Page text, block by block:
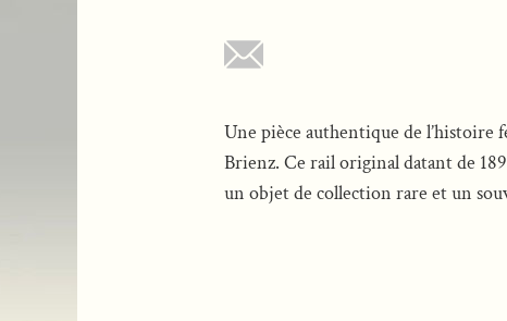
Une pièce authentique de
Brienz. Ce rail original datant de
un objet de collection rare et un